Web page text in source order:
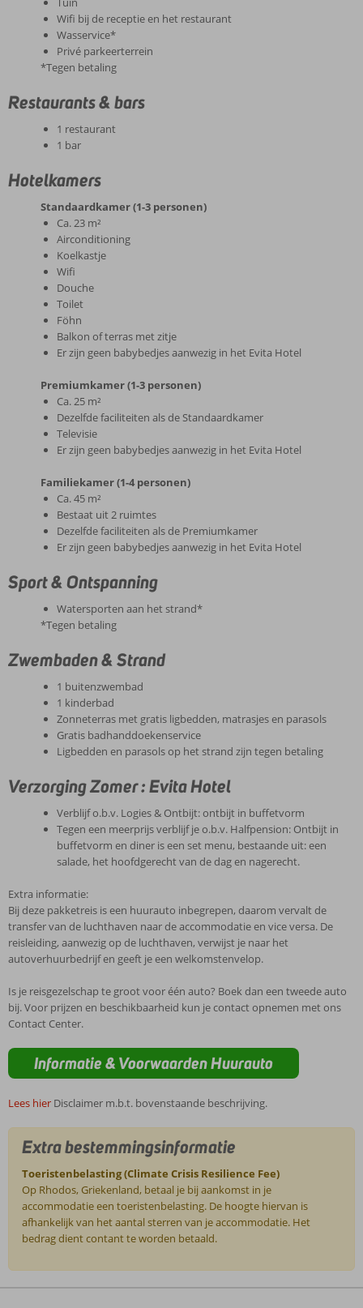
Wifi bij de receptie en het restaurant
Wasservice*
Privé parkeerterrein
*Tegen betaling
Restaurants & bars
1 restaurant
1 bar
Hotelkamers
Standaardkamer (1-3 personen)
Ca. 23 m²
Airconditioning
Koelkastje
Wifi
Douche
Toilet
Föhn
Balkon of terras met zitje
Er zijn geen babybedjes aanwezig in het Evita Hotel
Premiumkamer (1-3 personen)
Ca. 25 m²
Dezelfde faciliteiten als de Standaardkamer
Televisie
Er zijn geen babybedjes aanwezig in het Evita Hotel
Familiekamer (1-4 personen)
Ca. 45 m²
Bestaat uit 2 ruimtes
Dezelfde faciliteiten als de Premiumkamer
Er zijn geen babybedjes aanwezig in het Evita Hotel
Sport & Ontspanning
Watersporten aan het strand*
*Tegen betaling
Zwembaden & Strand
1 buitenzwembad
1 kinderbad
Zonneterras met gratis ligbedden, matrasjes en parasols
Gratis badhanddoekenservice
Ligbedden en parasols op het strand zijn tegen betaling
Verzorging Zomer : Evita Hotel
Verblijf o.b.v. Logies & Ontbijt: ontbijt in buffetvorm
Tegen een meerprijs verblijf je o.b.v. Halfpension: Ontbijt in
buffetvorm en diner is een set menu, bestaande uit: een
salade, het hoofdgerecht van de dag en nagerecht.
Extra informatie:
Bij deze pakketreis is een huurauto inbegrepen, daarom vervalt de
transfer van de luchthaven naar de accommodatie en vice versa. De
reisleiding, aanwezig op de luchthaven, verwijst je naar het
autoverhuurbedrijf en geeft je een welkomstenvelop.
Is je reisgezelschap te groot voor één auto? Boek dan een tweede auto
bij. Voor prijzen en beschikbaarheid kun je contact opnemen met ons
Contact Center.
Informatie & Voorwaarden Huurauto
Lees hier Disclaimer m.b.t. bovenstaande beschrijving.
Extra bestemmingsinformatie
Toeristenbelasting (Climate Crisis Resilience Fee)
Op Rhodos, Griekenland, betaal je bij aankomst in je
accommodatie een toeristenbelasting. De hoogte hiervan is
afhankelijk van het aantal sterren van je accommodatie. Het
bedrag dient contant te worden betaald.